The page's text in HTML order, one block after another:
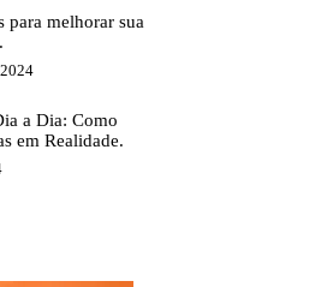
para melhorar sua
a Dia: Como
em Realidade.